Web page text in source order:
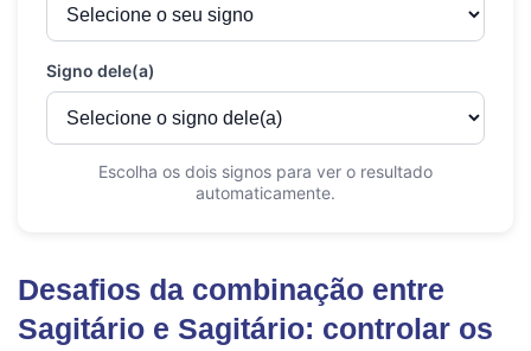
Desafios da combinação entre
Sagitário e Sagitário: controlar os